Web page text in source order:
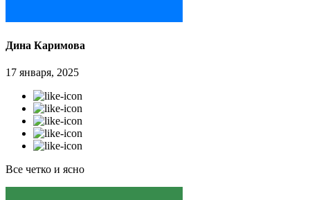
Дина Каримова
17 января, 2025
Все четко и ясно